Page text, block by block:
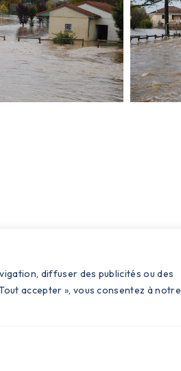
diffuser des publicités ou des
accepter », vous consentez à notre